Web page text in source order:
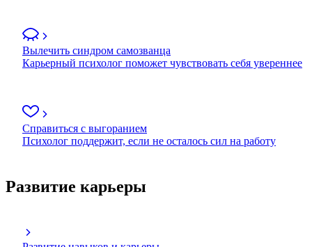
Вылечить синдром самозванца
Карьерный психолог поможет чувствовать себя увереннее
Справиться с выгоранием
Психолог поддержит, если не осталось сил на работу
Развитие карьеры